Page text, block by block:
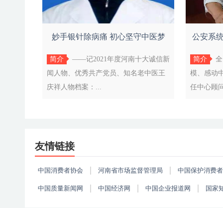
妙手银针除病痛 初心坚守中医梦
简介
——记2021年度河南十大诚信新
闻人物、优秀共产党员、知名老中医王
庆祥人物档案：...
公安系
简介
模、感动
任中心顾
友情链接
中国消费者协会 河南省市场监督管理局 中国保护消费
中国质量新闻网 中国经济网 中国企业报道网 国家